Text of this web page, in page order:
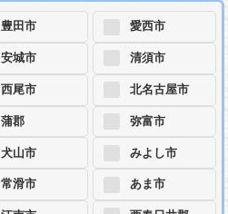
豊田市
安城市
西尾市
蒲郡
犬山市
常滑市
愛西市
清須市
北名古屋市
弥富市
みよし市
あま市